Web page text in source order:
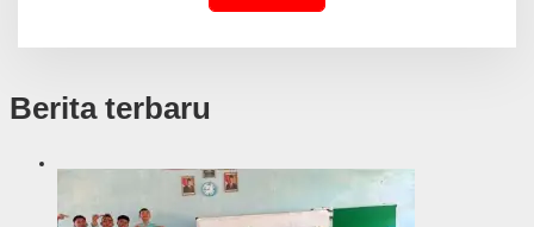
Berita terbaru